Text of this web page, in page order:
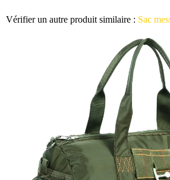
Vérifier un autre produit similaire : Sac